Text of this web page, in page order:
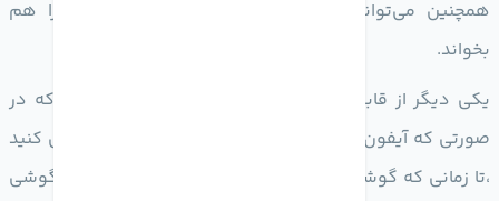
همچنین می‌تواند نشانه‌های اطراف درب مثل شماره را هم
بخواند.
یکی دیگر از قابلیت های خفن ای او اس 16 این هست که در
صورتی که آیفون شما داغ شده باشد و آن را به شارژ متصل کنید
،تا زمانی که گوشی شما خنک شود و دمای آن پایین بیاید،گوشی